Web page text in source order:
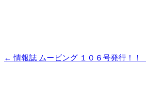
投
← 情報誌 ムービング １０６号発行！！